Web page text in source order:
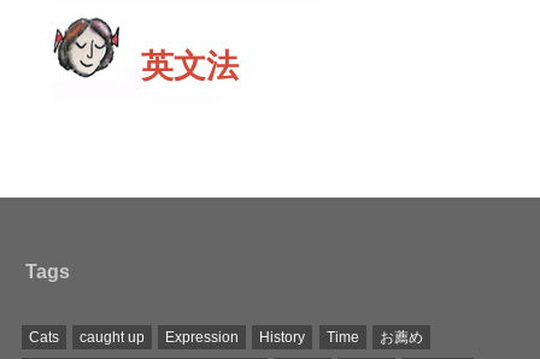
英文法
Tags
Cats caught up Expression History Time
お薦め